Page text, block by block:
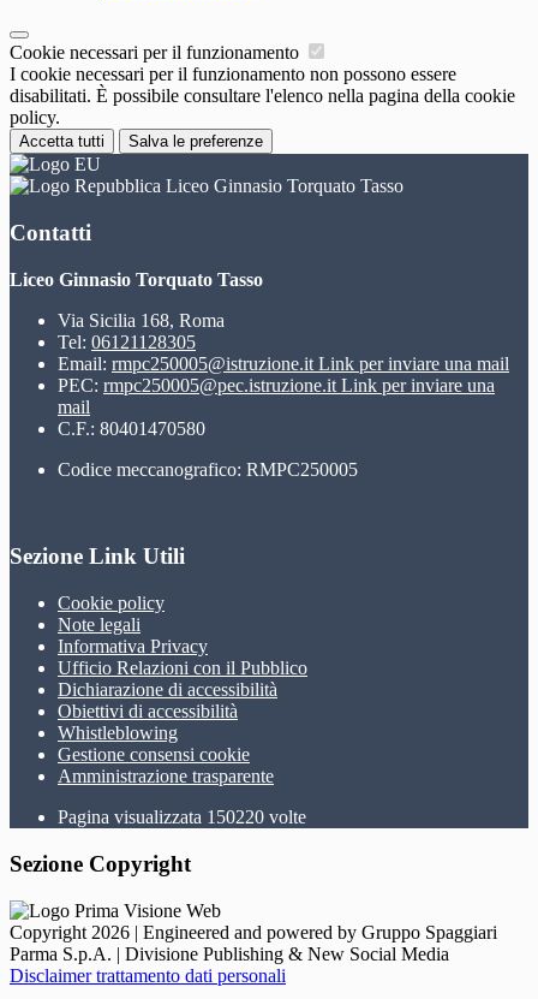
Cookie necessari per il funzionamento
I cookie necessari per il funzionamento non possono essere
disabilitati. È possibile consultare l'elenco nella pagina della cookie
policy.
Accetta tutti Salva le preferenze
Liceo Ginnasio Torquato Tasso
Contatti
Liceo Ginnasio Torquato Tasso
Via Sicilia 168, Roma
Tel: 06121128305
Email: rmpc250005@istruzione.it Link per inviare una mail
PEC: rmpc250005@pec.istruzione.it Link per inviare una
mail
C.F.: 80401470580
Codice meccanografico: RMPC250005
Sezione Link Utili
Cookie policy
Note legali
Informativa Privacy
Ufficio Relazioni con il Pubblico
Dichiarazione di accessibilità
Obiettivi di accessibilità
Whistleblowing
Gestione consensi cookie
Amministrazione trasparente
Pagina visualizzata 150220 volte
Sezione Copyright
Copyright 2026 | Engineered and powered by Gruppo Spaggiari
Parma S.p.A. | Divisione Publishing & New Social Media
Disclaimer trattamento dati personali